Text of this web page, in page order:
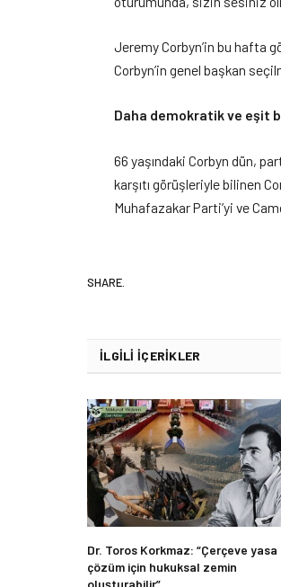
Jeremy Corbyn’in bu hafta
Corbyn’in genel başkan
Daha demokratik ve eşit
66 yaşındaki Corbyn dün,
karşıtı görüşleriyle bilinen
Muhafazakar Parti’yi ve
SHARE.
İLGILI İÇERIKLER
Dr. Toros Korkmaz: “Çerçeve yasa
çözüm için hukuksal zemin
oluşturabilir”